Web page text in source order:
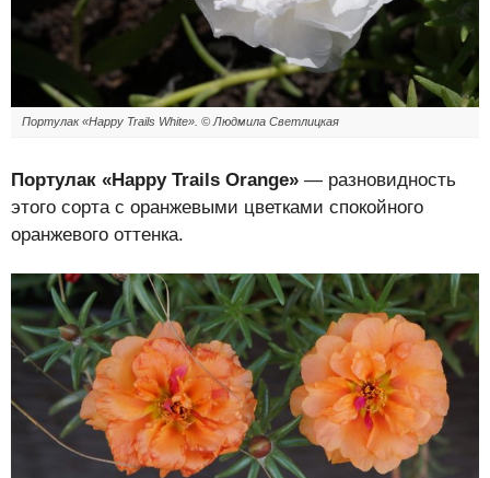
Портулак «Happy Trails White». © Людмила Светлицкая
Портулак «Happy Trails Orange» — разновидность
этого сорта с оранжевыми цветками спокойного
оранжевого оттенка.